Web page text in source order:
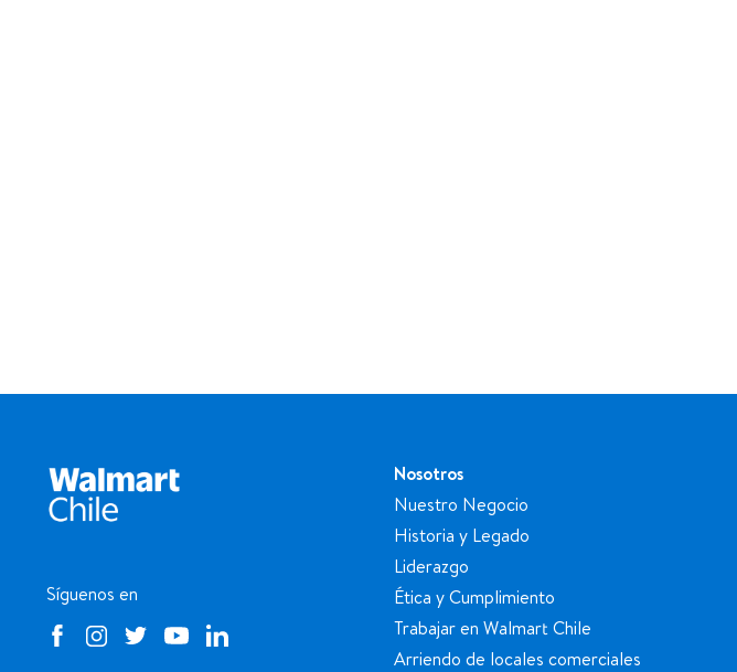
Síguenos en
Nosotros
Nuestro Negocio
Historia y Legado
Liderazgo
Ética y Cumplimiento
Trabajar en Walmart Chile
Arriendo de locales comerciales